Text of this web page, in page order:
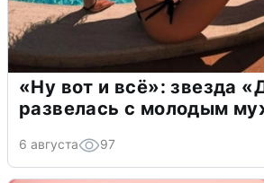
«Ну вот и всё»: звезда
развелась с молодым
6 августа 97